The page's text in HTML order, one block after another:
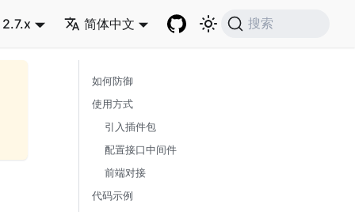
2.7.x 简体中文 搜索
如何防御
使用方式
引入插件包
配置接口中间件
前端对接
代码示例